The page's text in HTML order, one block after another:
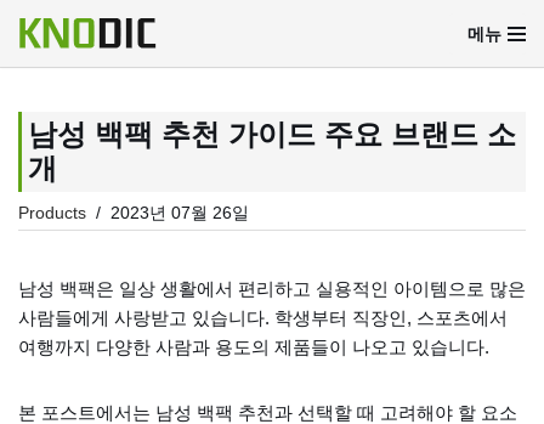
콘
츠
로
건
너
메뉴
남성 백팩 추천 가이드 주요 브랜드 소
개
Products 2023년 07월 26일
남성 백팩은 일상 생활에서 편리하고 실용적인 아이템으로 많은
사람들에게 사랑받고 있습니다. 학생부터 직장인, 스포츠에서
여행까지 다양한 사람과 용도의 제품들이 나오고 있습니다.
본 포스트에서는 남성 백팩 추천과 선택할 때 고려해야 할 요소